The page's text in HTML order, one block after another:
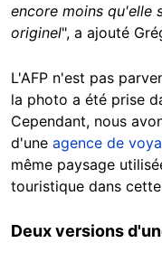
encore moins qu'elle
originel", a ajouté
L'AFP n'est pas
la photo a été prise
Cependant, nous
d'une agence de
même paysage
touristique dans
Deux versions